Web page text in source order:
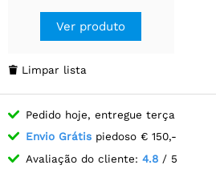
Ver produto
 Limpar lista
Pedido hoje, entregue terça
Envio Grátis piedoso € 150,-
Avaliação do cliente: 4.8 / 5